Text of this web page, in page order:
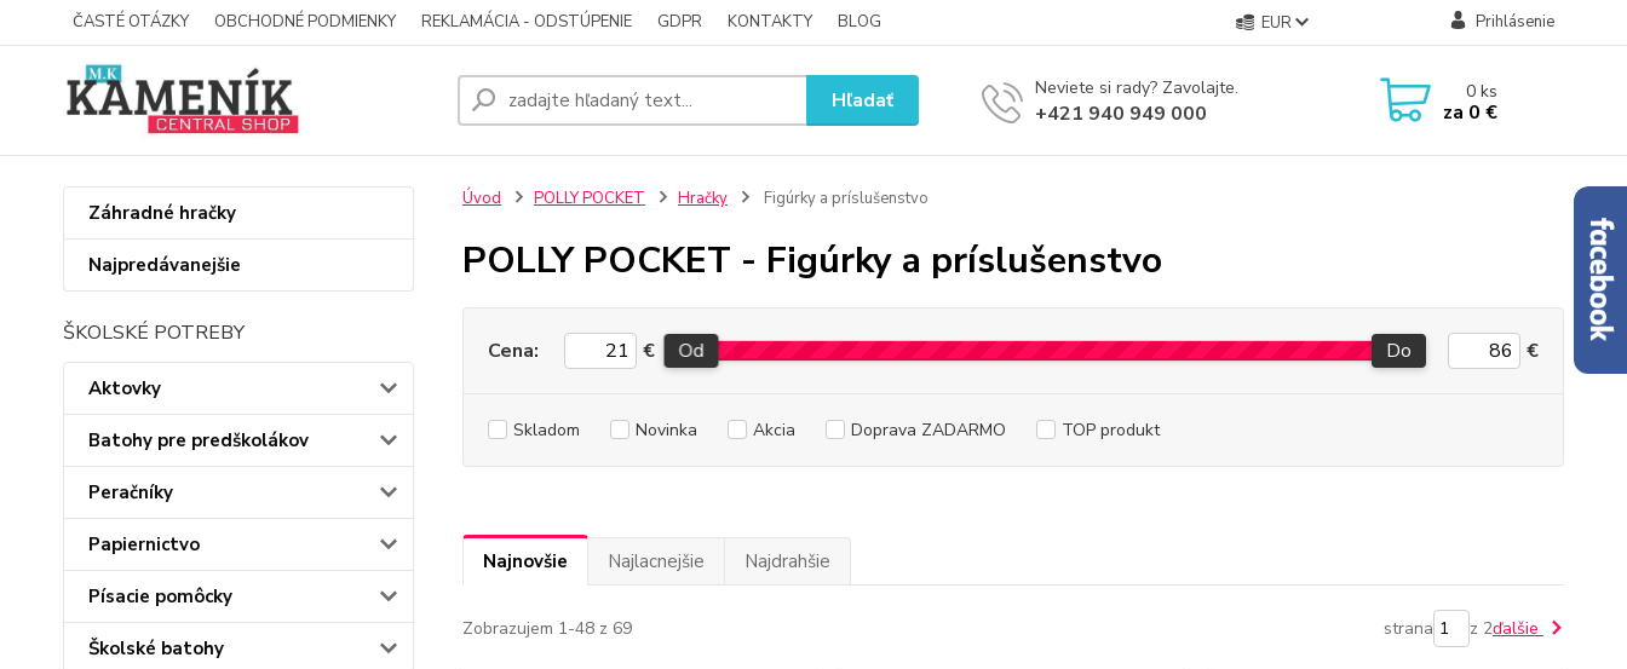
ČASTÉ OTÁZKY OBCHODNÉ PODMIENKY REKLAMÁCIA - ODSTÚPENIE GDPR KONTAKTY BLOG EUR Prihlásenie
Hľadať Neviete si rady? Zavolajte.
+421 940 949 000
0ks
za 0 €
Záhradné hračky
Najpredávanejšie
ŠKOLSKÉ POTREBY
Aktovky
Batohy pre predškolákov
Peračníky
Papiernictvo
Písacie pomôcky
Školské batohy
Úvod POLLY POCKET Hračky Figúrky a príslušenstvo
POLLY POCKET - Figúrky a príslušenstvo
Cena: € Od Do €
Skladom Novinka Akcia Doprava ZADARMO TOP produkt
Najnovšie Najlacnejšie Najdrahšie
Zobrazujem 1-48 z 69 strana z 2ďalšie